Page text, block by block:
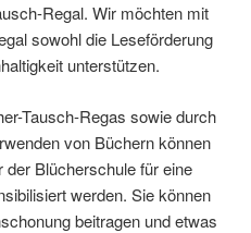
Regal. Wir möchten mit
sowohl die Leseförderung
unterstützen.
Tausch-Regas sowie durch
von Büchern können
der Blücherschule für eine
werden. Sie können
beitragen und etwas